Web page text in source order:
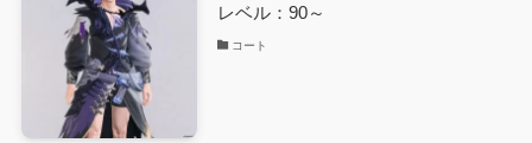
レベル：90～
コート